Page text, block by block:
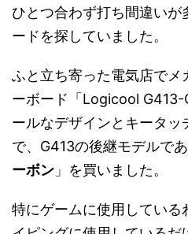
ひとつ合わず打ち間違いが
ードを探していました。
ふと立ち寄った電気店でメ
ーボード「Logicool G413-
ールなデザインとキータ
で、G413の後継モデルであ
ーボン 」を買いました。
特にゲームに使用している